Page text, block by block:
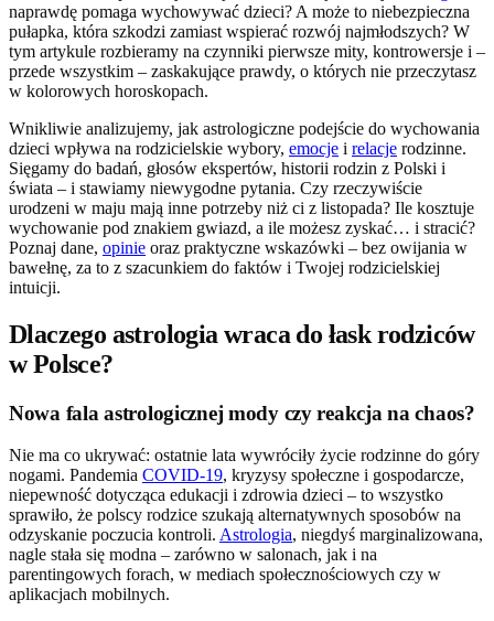
naprawdę pomaga wychowywać dzieci? A może to niebezpieczna
pułapka, która szkodzi zamiast wspierać rozwój najmłodszych? W
tym artykule rozbieramy na czynniki pierwsze mity, kontrowersje i –
przede wszystkim – zaskakujące prawdy, o których nie przeczytasz
w kolorowych horoskopach.
Wnikliwie analizujemy, jak astrologiczne podejście do wychowania
dzieci wpływa na rodzicielskie wybory, emocje i relacje rodzinne.
Sięgamy do badań, głosów ekspertów, historii rodzin z Polski i
świata – i stawiamy niewygodne pytania. Czy rzeczywiście
urodzeni w maju mają inne potrzeby niż ci z listopada? Ile kosztuje
wychowanie pod znakiem gwiazd, a ile możesz zyskać… i stracić?
Poznaj dane, opinie oraz praktyczne wskazówki – bez owijania w
bawełnę, za to z szacunkiem do faktów i Twojej rodzicielskiej
intuicji.
Dlaczego astrologia wraca do łask rodziców
w Polsce?
Nowa fala astrologicznej mody czy reakcja na chaos?
Nie ma co ukrywać: ostatnie lata wywróciły życie rodzinne do góry
nogami. Pandemia COVID-19, kryzysy społeczne i gospodarcze,
niepewność dotycząca edukacji i zdrowia dzieci – to wszystko
sprawiło, że polscy rodzice szukają alternatywnych sposobów na
odzyskanie poczucia kontroli. Astrologia, niegdyś marginalizowana,
nagle stała się modna – zarówno w salonach, jak i na
parentingowych forach, w mediach społecznościowych czy w
aplikacjach mobilnych.